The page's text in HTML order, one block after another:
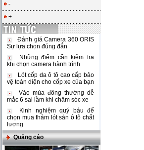
-
+
Đánh giá Camera 360 ORIS
Sự lựa chọn đúng đắn
Những điểm cần kiểm tra
khi chọn camera hành trình
Lót cốp da ô tô cao cấp bảo
vệ toàn diện cho cốp xe của bạn
Vào mùa đông thường dễ
mắc 6 sai lầm khi chăm sóc xe
Kinh nghiệm quý báu để
chọn mua thảm lót sàn ô tô chất
lượng
Quảng cáo